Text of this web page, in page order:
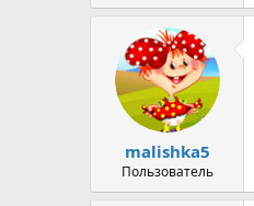
malishka5
Пользователь